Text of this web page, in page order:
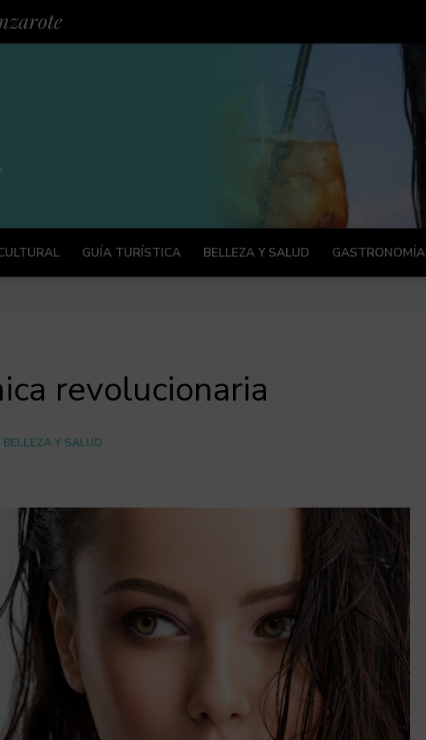
GUÍA TURÍSTICA BELLEZA Y SALUD GASTRONOMÍA
revolucionaria
BELLEZA Y SALUD